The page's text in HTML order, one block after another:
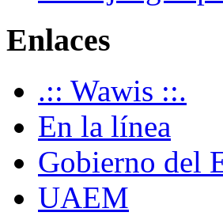
Enlaces
.:: Wawis ::.
En la línea
Gobierno del
UAEM